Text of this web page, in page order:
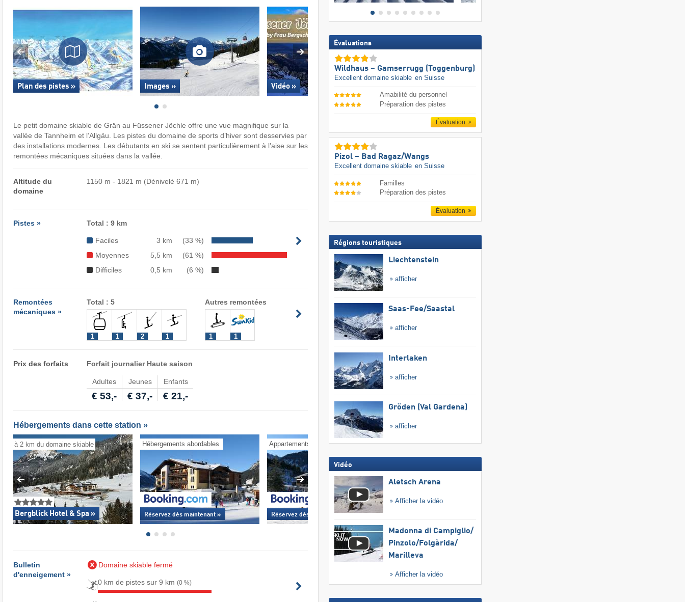
Plan des pistes » Images » Vidéo »
Le petit domaine skiable de Grän au Füssener Jöchle offre une vue magnifique sur la
vallée de Tannheim et l’Allgäu. Les pistes du domaine de sports d’hiver sont desservies par
des installations modernes. Les débutants en ski se sentent particulièrement à l’aise sur les
remontées mécaniques situées dans la vallée.
Altitude du
domaine
1150 m - 1821 m (Dénivelé 671 m)
Pistes » Total : 9 km
Faciles 3 km
(33 %)
Moyennes
5,5 km
(61 %)
Difficiles
0,5 km (6 %)
Remontées
mécaniques »
Total : 5
1 1 2 1
Autres remontées
1 1
Prix des forfaits Forfait journalier Haute saison
Adultes Jeunes Enfants
€ 53,- € 37,- € 21,-
Hébergements dans cette station »
à 2 km du domaine skiable
Bergblick Hotel & Spa »
Hébergements abordables
Réservez dès maintenant »
Appartements
Réservez dès maintenant »
Pensions
Bulletin
d'enneigement »
Domaine skiable fermé
0 km de pistes sur 9 km(0 %)
Évaluations
Wildhaus – Gamserrugg (Toggenburg)
Excellent domaine skiable en Suisse
Amabilité du personnel
Préparation des pistes
Évaluation
Pizol – Bad Ragaz/​Wangs
Excellent domaine skiable en Suisse
Familles
Préparation des pistes
Évaluation
Régions touristiques
Liechtenstein
afficher
Saas-Fee/​Saastal
afficher
Interlaken
afficher
Gröden (Val Gardena)
afficher
Vidéo
Aletsch Arena
Afficher la vidéo
Madonna di Campiglio/​
Pinzolo/​Folgàrida/​
Marilleva
Afficher la vidéo